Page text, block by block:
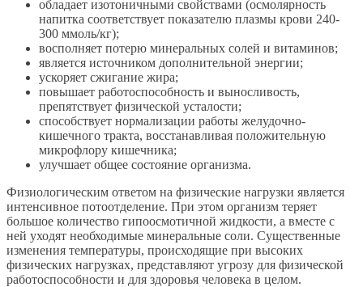
обладает изотоничными свойствами (осмолярность
напитка соответствует показателю плазмы крови 240-
300 ммоль/кг);
восполняет потерю минеральных солей и витаминов;
является источником дополнительной энергии;
ускоряет сжигание жира;
повышает работоспособность и выносливость,
препятствует физической усталости;
способствует нормализации работы желудочно-
кишечного тракта, восстанавливая положительную
микрофлору кишечника;
улучшает общее состояние организма.
Физиологическим ответом на физические нагрузки является
интенсивное потоотделение. При этом организм теряет
большое количество гипоосмотичной жидкости, а вместе с
ней уходят необходимые минеральные соли. Существенные
изменения температуры, происходящие при высоких
физических нагрузках, представляют угрозу для физической
работоспособности и для здоровья человека в целом.